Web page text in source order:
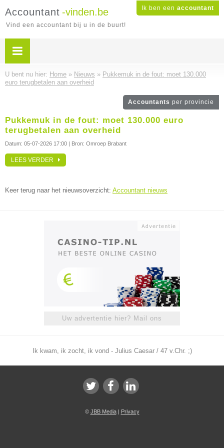
Ik ben een accountant
Accountant -vinden.be
Vind een accountant bij u in de buurt!
U bent nu hier: Home » Nieuws » Pukkemuk in de fout: moet 130.000
euro terugbetalen aan overheid
Accountants per provincie
Pukkemuk in de fout: moet 130.000 euro
terugbetalen aan overheid
Datum: 05-07-2026 17:00 | Bron: Omroep Brabant
LEES VERDER
Keer terug naar het nieuwsoverzicht: Accountant nieuws
Uw advertentie hier? Mail ons
Ik kwam, ik zocht, ik vond - Julius Caesar / 47 v.Chr. ;)
© JBB Media| Privacy